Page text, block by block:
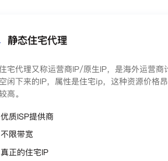
静态住宅代理
宅代理又称运营商IP/原生IP，是海外运营商
闲下来的IP，属性是住宅ip，这种资源价格
高。
优质ISP提供商
不限带宽
真正的住宅IP